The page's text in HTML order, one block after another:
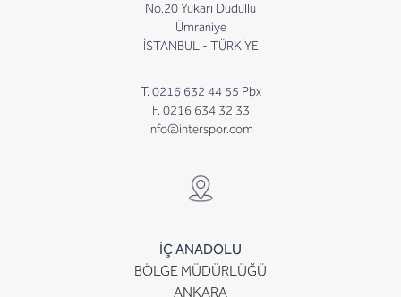
No.20 Yukarı Dudullu
Ümraniye
İSTANBUL - TÜRKİYE
T. 0216 632 44 55 Pbx
F. 0216 634 32 33
info@interspor.com
İÇ ANADOLU
BÖLGE MÜDÜRLÜĞÜ
ANKARA